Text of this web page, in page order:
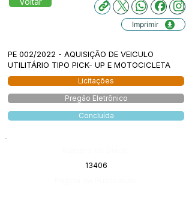
Imprimir
PE 002/2022 - AQUISIÇÃO DE VEICULO
UTILITÁRIO TIPO PICK- UP E MOTOCICLETA
Licitações
Pregão Eletrônico
Concluída
13406